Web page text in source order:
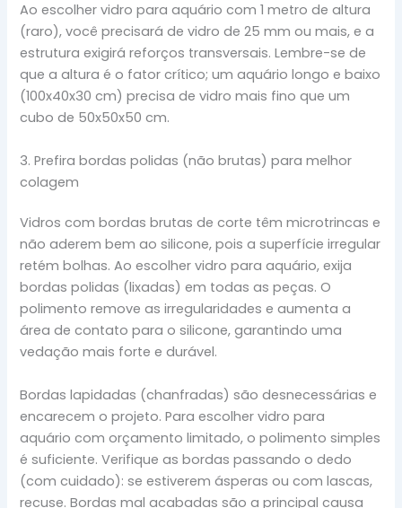
Ao escolher vidro para aquário com 1 metro de altura
(raro), você precisará de vidro de 25 mm ou mais, e a
estrutura exigirá reforços transversais. Lembre-se de
que a altura é o fator crítico; um aquário longo e baixo
(100x40x30 cm) precisa de vidro mais fino que um
cubo de 50x50x50 cm.
3. Prefira bordas polidas (não brutas) para melhor
colagem
Vidros com bordas brutas de corte têm microtrincas e
não aderem bem ao silicone, pois a superfície irregular
retém bolhas. Ao escolher vidro para aquário, exija
bordas polidas (lixadas) em todas as peças. O
polimento remove as irregularidades e aumenta a
área de contato para o silicone, garantindo uma
vedação mais forte e durável.
Bordas lapidadas (chanfradas) são desnecessárias e
encarecem o projeto. Para escolher vidro para
aquário com orçamento limitado, o polimento simples
é suficiente. Verifique as bordas passando o dedo
(com cuidado): se estiverem ásperas ou com lascas,
recuse. Bordas mal acabadas são a principal causa